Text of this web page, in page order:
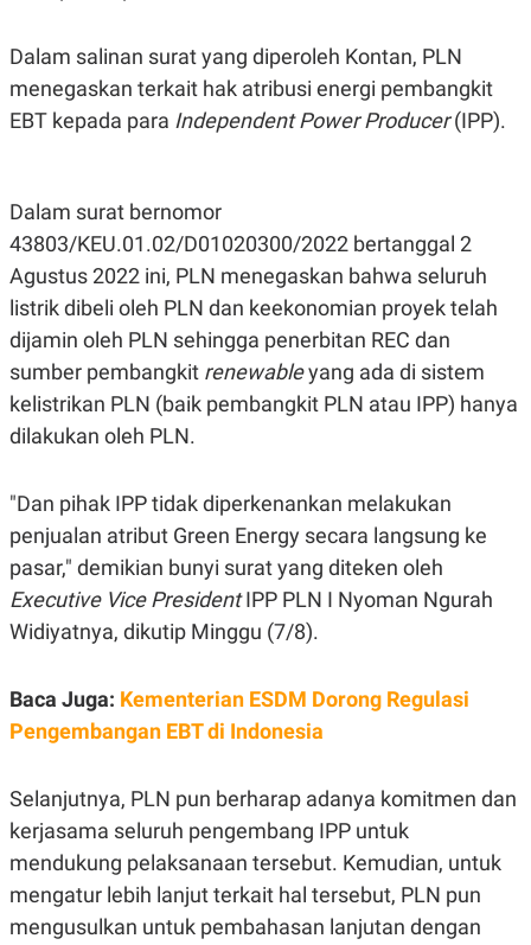
D
A
T
A
E
S
T
A
N
V
S
S
JARINGAN
K
N
N
A
C
D
E
M
Y
P
E
R
E
L
A
S
E
.
L
N
A
N
A
C
E
T
A
K
N
J
E
I
T
E
N
Dalam salinan surat yang diperoleh Kontan, PLN
menegaskan terkait hak atribusi energi pembangkit
EBT kepada para Independent Power Producer(IPP).
Dalam surat bernomor
43803/KEU.01.02/D01020300/2022 bertanggal 2
Agustus 2022 ini, PLN menegaskan bahwa seluruh
listrik dibeli oleh PLN dan keekonomian proyek telah
dijamin oleh PLN sehingga penerbitan REC dan
sumber pembangkit renewableyang ada di sistem
kelistrikan PLN (baik pembangkit PLN atau IPP) hanya
dilakukan oleh PLN.
"Dan pihak IPP tidak diperkenankan melakukan
penjualan atribut Green Energy secara langsung ke
pasar," demikian bunyi surat yang diteken oleh
Executive Vice PresidentIPP PLN I Nyoman Ngurah
Widiyatnya, dikutip Minggu (7/8).
Baca Juga: Kementerian ESDM Dorong Regulasi
Pengembangan EBT di Indonesia
Selanjutnya, PLN pun berharap adanya komitmen dan
kerjasama seluruh pengembang IPP untuk
mendukung pelaksanaan tersebut. Kemudian, untuk
mengatur lebih lanjut terkait hal tersebut, PLN pun
mengusulkan untuk pembahasan lanjutan dengan